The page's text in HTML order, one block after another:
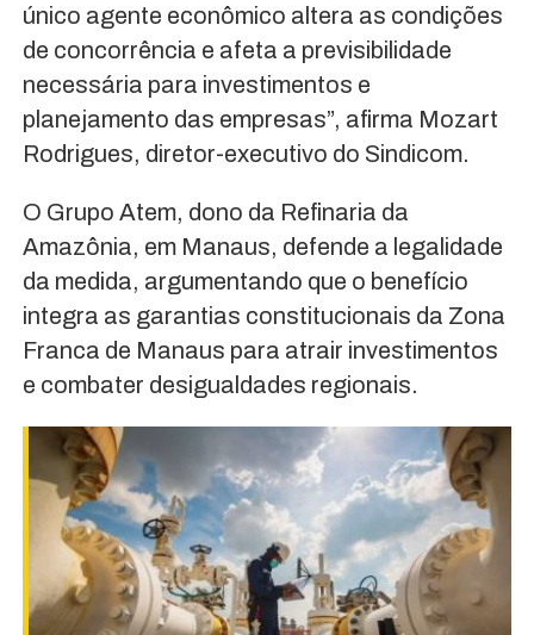
único agente econômico altera as condições
de concorrência e afeta a previsibilidade
necessária para investimentos e
planejamento das empresas”, afirma Mozart
Rodrigues, diretor-executivo do Sindicom.
O Grupo Atem, dono da Refinaria da
Amazônia, em Manaus, defende a legalidade
da medida, argumentando que o benefício
integra as garantias constitucionais da Zona
Franca de Manaus para atrair investimentos
e combater desigualdades regionais.